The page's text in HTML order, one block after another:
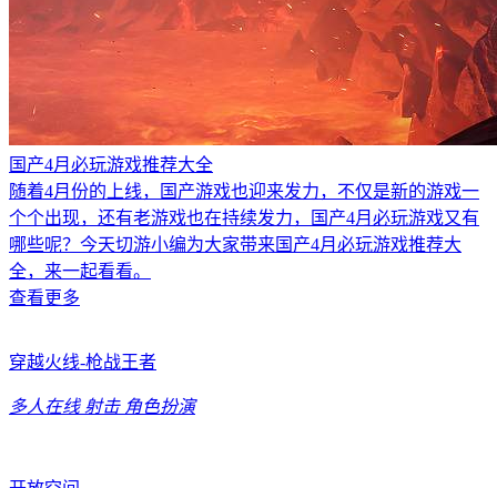
国产4月必玩游戏推荐大全
随着4月份的上线，国产游戏也迎来发力，不仅是新的游戏一
个个出现，还有老游戏也在持续发力，国产4月必玩游戏又有
哪些呢？今天切游小编为大家带来国产4月必玩游戏推荐大
全，来一起看看。
查看更多
穿越火线-枪战王者
多人在线 射击 角色扮演